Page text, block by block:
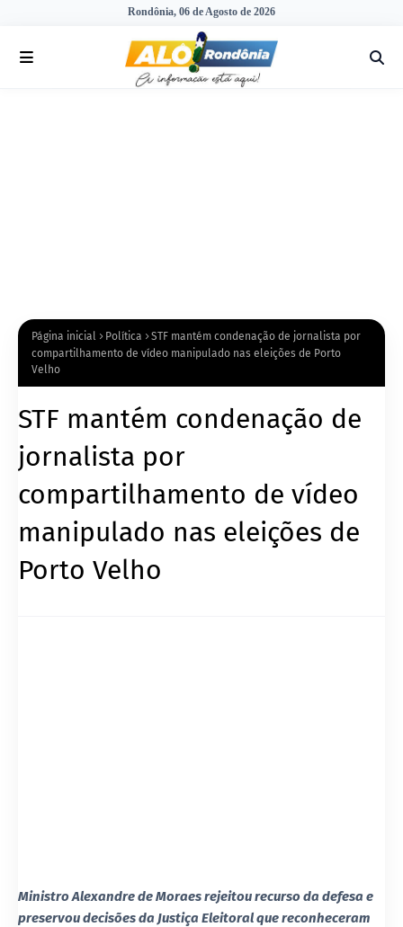
Rondônia, 06 de Agosto de 2026
Página inicial Política
STF mantém condenação de jornalista por
compartilhamento de vídeo manipulado nas eleições de Porto
Velho
STF mantém condenação de
jornalista por
compartilhamento de vídeo
manipulado nas eleições de
Porto Velho
Ministro Alexandre de Moraes rejeitou recurso da defesa e
preservou decisões da Justiça Eleitoral que reconheceram